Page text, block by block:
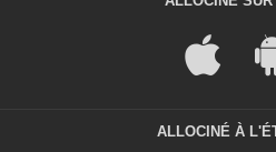
ALLOCINÉ À